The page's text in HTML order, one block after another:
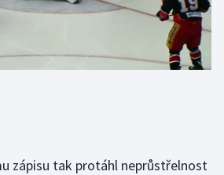
zápisu tak protáhl neprůstřelnost